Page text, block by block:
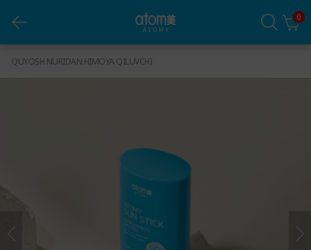
0
QUYOSH NURIDAN HIMOYA QILUVCHI
Quyosh nuridan himoya Stiki (SPF 50+)